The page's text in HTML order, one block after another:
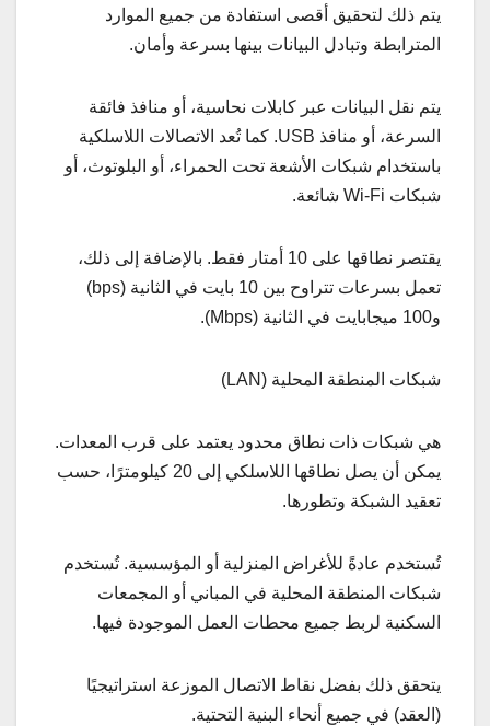
يتم ذلك لتحقيق أقصى استفادة من جميع الموارد
المترابطة وتبادل البيانات بينها بسرعة وأمان.
يتم نقل البيانات عبر كابلات نحاسية، أو منافذ فائقة
السرعة، أو منافذ USB. كما تُعد الاتصالات اللاسلكية
باستخدام شبكات الأشعة تحت الحمراء، أو البلوتوث، أو
شبكات Wi-Fi شائعة.
يقتصر نطاقها على 10 أمتار فقط. بالإضافة إلى ذلك،
تعمل بسرعات تتراوح بين 10 بايت في الثانية (bps)
و100 ميجابايت في الثانية (Mbps).
شبكات المنطقة المحلية (LAN)
هي شبكات ذات نطاق محدود يعتمد على قرب المعدات.
يمكن أن يصل نطاقها اللاسلكي إلى 20 كيلومترًا، حسب
تعقيد الشبكة وتطورها.
تُستخدم عادةً للأغراض المنزلية أو المؤسسية. تُستخدم
شبكات المنطقة المحلية في المباني أو المجمعات
السكنية لربط جميع محطات العمل الموجودة فيها.
يتحقق ذلك بفضل نقاط الاتصال الموزعة استراتيجيًا
(العقد) في جميع أنحاء البنية التحتية.